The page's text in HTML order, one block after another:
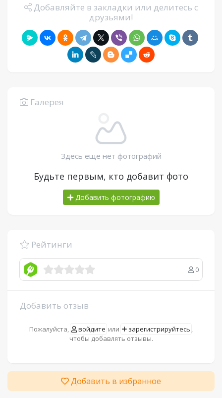
Добавляйте в закладки или делитесь с
друзьями!
Галерея
Здесь еще нет фотографий
Будьте первым, кто добавит фото
Добавить фотографию
Рейтинги
0
Добавить отзыв
Пожалуйста, войдите или зарегистрируйтесь ,
чтобы добавлять отзывы.
Добавить в избранное